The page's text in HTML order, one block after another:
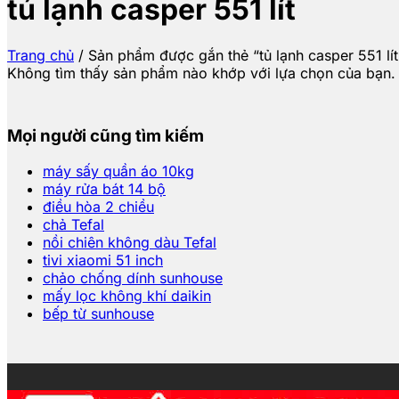
tủ lạnh casper 551 lít
Trang chủ / Sản phẩm được gắn thẻ “tủ lạnh casper 551
Không tìm thấy sản phẩm nào khớp với lựa chọn của bạn.
Mọi người cũng tìm kiếm
máy sấy quần áo 10kg
máy rửa bát 14 bộ
điều hòa 2 chiều
chả Tefal
nồi chiên không dàu Tefal
tivi xiaomi 51 inch
chảo chống dính sunhouse
mấy lọc không khí daikin
bếp từ sunhouse